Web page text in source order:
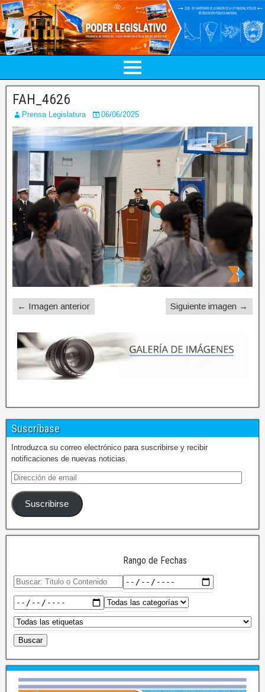
FAH_4626
Prensa Legislatura 06/06/2025
← Imagen anterior Siguiente imagen →
Suscríbase
Introduzca su correo electrónico para suscribirse y recibir
notificaciones de nuevas noticias.
Suscribirse
Rango de Fechas